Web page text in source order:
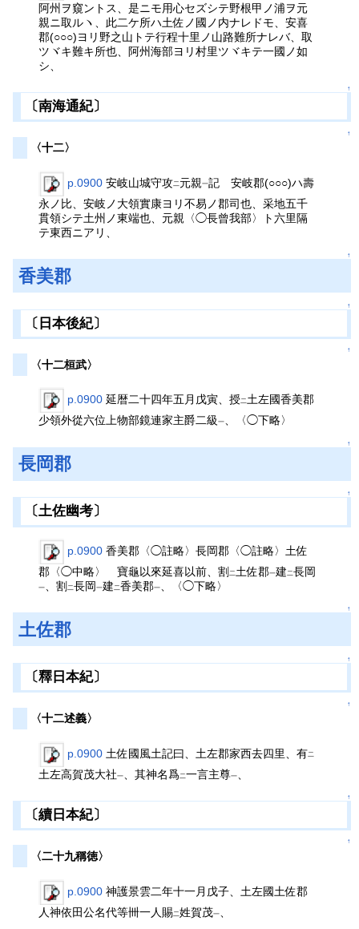
阿州ヲ窺ントス、是ニモ用心セズシテ野根甲ノ浦ヲ元
親ニ取ルヽ、此二ケ所ハ土佐ノ國ノ内ナレドモ、安喜
郡(○○○)ヨリ野之山トテ行程十里ノ山路難所ナレバ、取
ツヾキ難キ所也、阿州海部ヨリ村里ツヾキテ一國ノ如
シ、
↑
〔南海通紀〕
↑
〈十二〉
p.0900 安岐山城守攻二元親一記 安岐郡(○○○)ハ壽
永ノ比、安岐ノ大領實康ヨリ不易ノ郡司也、采地五千
貫領シテ土州ノ東端也、元親〈◯長曾我部〉ト六里隔
テ東西ニアリ、
↑
香美郡
↑
〔日本後紀〕
↑
〈十二桓武〉
p.0900 延暦二十四年五月戊寅、授二土左國香美郡
少領外從六位上物部鏡連家主爵二級一、〈◯下略〉
↑
長岡郡
↑
〔土佐幽考〕
p.0900 香美郡〈◯註略〉長岡郡〈◯註略〉土佐
郡〈◯中略〉 寶龜以來延喜以前、割 二土佐郡一建二長岡
一 、割 二長岡一建二香美郡一 、〈◯下略〉
↑
土佐郡
↑
〔釋日本紀〕
↑
〈十二述義〉
p.0900 土佐國風土記曰、土左郡家西去四里、有二
土左高賀茂大社一 、其神名爲二一言主尊一
↑
〔續日本紀〕
↑
〈二十九稱徳〉
p.0900 神護景雲二年十一月戊子、土左國土佐郡
人神依田公名代等卌一人賜二姓賀茂一